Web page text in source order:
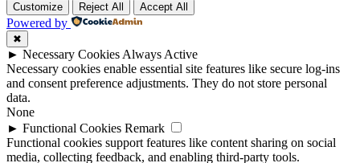
Customize Reject All Accept All
Powered by
✖
► Necessary Cookies Always Active
Necessary cookies enable essential site features like secure log-ins
and consent preference adjustments. They do not store personal
data.
None
► Functional Cookies Remark
Functional cookies support features like content sharing on social
media, collecting feedback, and enabling third-party tools.